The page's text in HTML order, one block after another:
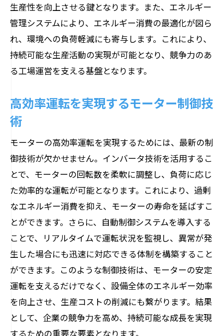
生産性を向上させる鍵となります。また、エネルギー
管理システムにより、エネルギー消費の最適化が図ら
れ、環境への負荷軽減にも寄与します。これにより、
持続可能な生産活動の実現が可能となり、競争力のあ
る工場運営を支える基盤となります。
高効率運転を実現するモーター制御技
術
モーターの高効率運転を実現するためには、最新の制
御技術が欠かせません。インバータ技術を活用するこ
とで、モーターの回転数を柔軟に調整し、負荷に応じ
た効率的な運転が可能となります。これにより、過剰
なエネルギー消費を抑え、モーターの寿命を延ばすこ
とができます。さらに、自動制御システムを導入する
ことで、リアルタイムで運転状況を監視し、異常が発
生した場合にも迅速に対応できる体制を構築すること
ができます。このような制御技術は、モーターの安定
運転を支えるだけでなく、設備全体のエネルギー効率
を向上させ、生産コストの削減にも繋がります。結果
として、企業の競争力を高め、持続可能な成長を実現
するための重要な要素となります。